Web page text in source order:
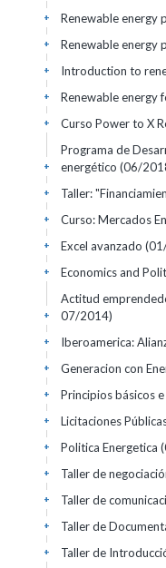
Renewable energy
+
Renewable energy
+
Introduction to
+
Renewable energy
+
Curso Power to X
+
Programa de
energético (06/
+
Taller:
+
Curso: Mercados
+
Excel avanzado
+
Economics and
+
Actitud
07/2014)
+
Iberoamerica:
+
Generacion con
+
Principios básicos
+
Licitaciones
+
Politica Energetica
+
Taller de
+
Taller de
+
Taller de
+
Taller de
+